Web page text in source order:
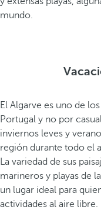
mundo.
El Algarve es uno de
Portugal y no por
inviernos leves y
región durante todo el
La variedad de sus
marineros y playas de
un lugar ideal para
actividades al aire libre.
a
i
l
é
s
i
a
,
c
o